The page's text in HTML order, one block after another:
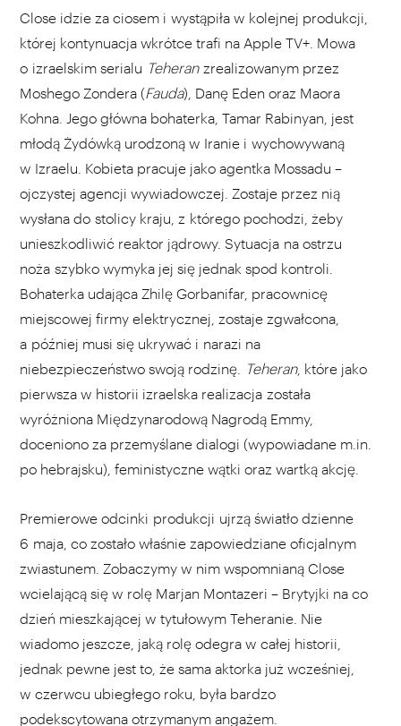
Close idzie za ciosem i wystąpiła w kolejnej produkcji,
której kontynuacja wkrótce trafi na Apple TV+. Mowa
o izraelskim serialu Teheran zrealizowanym przez
Moshego Zondera (Fauda), Danę Eden oraz Maora
Kohna. Jego główna bohaterka, Tamar Rabinyan, jest
młodą Żydówką urodzoną w Iranie i wychowywaną
w Izraelu. Kobieta pracuje jako agentka Mossadu –
ojczystej agencji wywiadowczej. Zostaje przez nią
wysłana do stolicy kraju, z którego pochodzi, żeby
unieszkodliwić reaktor jądrowy. Sytuacja na ostrzu
noża szybko wymyka jej się jednak spod kontroli.
Bohaterka udająca Zhilę Gorbanifar, pracownicę
miejscowej firmy elektrycznej, zostaje zgwałcona,
a później musi się ukrywać i narazi na
niebezpieczeństwo swoją rodzinę.
Teheran, które jako
pierwsza w historii izraelska realizacja została
wyróżniona Międzynarodową Nagrodą Emmy,
doceniono za przemyślane dialogi (wypowiadane m.in.
po hebrajsku), feministyczne wątki oraz wartką akcję.
Premierowe odcinki produkcji ujrzą światło dzienne
6 maja, co zostało właśnie zapowiedziane oficjalnym
zwiastunem. Zobaczymy w nim wspomnianą Close
wcielającą się w rolę Marjan Montazeri – Brytyjki na co
dzień mieszkającej w tytułowym Teheranie. Nie
wiadomo jeszcze, jaką rolę odegra w całej historii,
jednak pewne jest to, że sama aktorka już wcześniej,
w czerwcu ubiegłego roku, była bardzo
podekscytowana otrzymanym angażem.